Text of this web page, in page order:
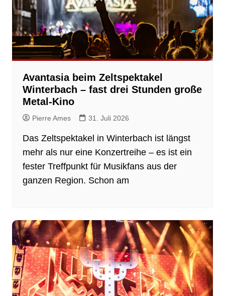
Avantasia beim Zeltspektakel
Winterbach – fast drei Stunden große
Metal-Kino
Pierre Ames 31. Juli 2026
Das Zeltspektakel in Winterbach ist längst
mehr als nur eine Konzertreihe – es ist ein
fester Treffpunkt für Musikfans aus der
ganzen Region. Schon am